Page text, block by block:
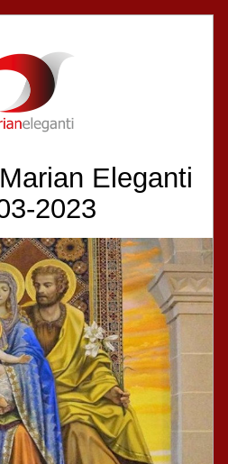
Eleganti
2023